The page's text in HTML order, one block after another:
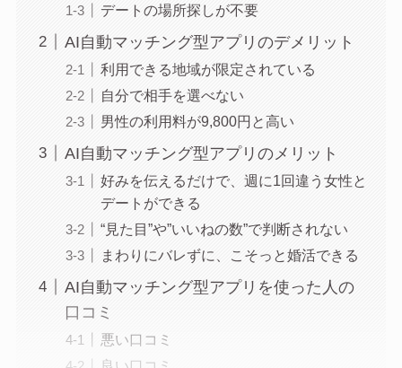
デートの場所探しが不要
AI自動マッチング型アプリのデメリット
利用できる地域が限定されている
自分で相手を選べない
男性の利用料が9,800円と高い
AI自動マッチング型アプリのメリット
好みを伝えるだけで、週に1回違う女性と
デートができる
“見た目”や”いいねの数”で判断されない
まわりにバレずに、こそっと婚活できる
AI自動マッチング型アプリを使った人の
口コミ
悪い口コミ